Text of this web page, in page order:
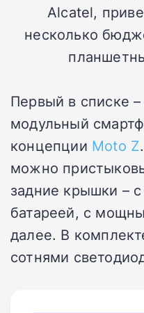
Alcatel,
несколько
Первый в списке –
модульный
концепции Moto Z
можно
задние крышки –
батареей, с
далее. В
сотнями